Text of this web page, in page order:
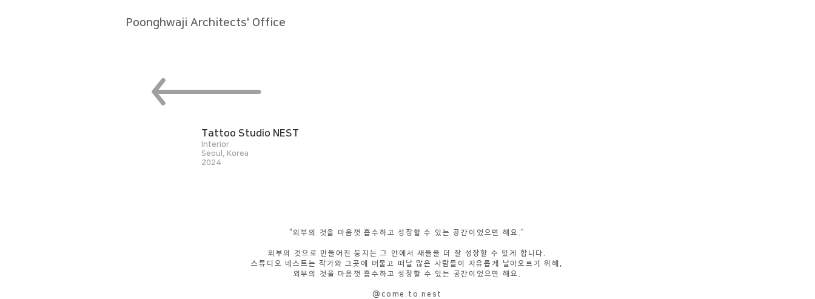
Poonghwaji Architects' Office
Tattoo Studio NEST
Interior
Seoul, Korea
2024
"​외부의 것을 마음껏 흡수하고 성장할 수 있는 공간이었으면 해요."
외부의 것으로 만들어진 둥지는 그 안에서 새들을 더 잘 성장할 수 있게 합니다.
스튜디오 네스트는 작가와 그곳에 머물고 떠날 많은 사람들이 자유롭게 날아오르기 위해,
외부의 것을 마음껏 흡수하고 성장할 수 있는 공간이었으면 해요.
@come.to.nest